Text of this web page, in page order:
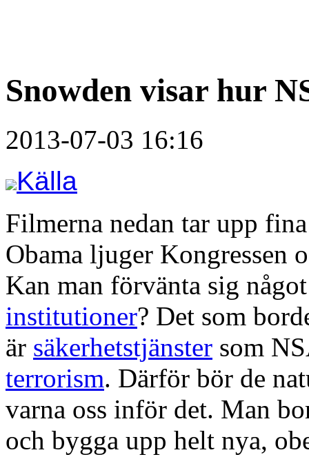
Snowden visar hur
2013-07-03 16:16
Källa
Filmerna nedan tar upp
Obama ljuger Kongressen
Kan man förvänta sig
institutioner? Det som
är säkerhetstjänster som
terrorism. Därför bör de
varna oss inför det. Man
och bygga upp helt nya,